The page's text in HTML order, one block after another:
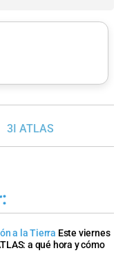
3I ATLAS
a la Tierra Este viernes
a qué hora y cómo